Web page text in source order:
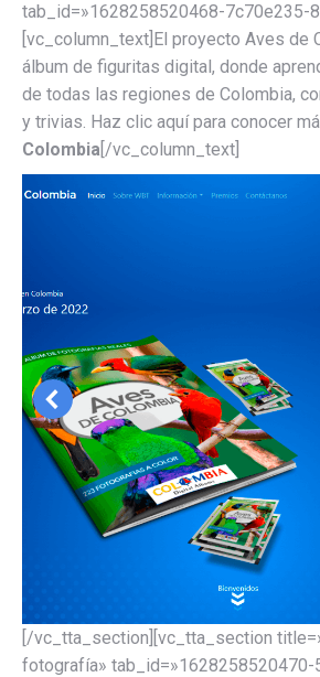
tab_id=»1628258520468-7c70e235-
[vc_column_text]El proyecto Aves de
álbum de figuritas digital, donde
de todas las regiones de Colombia,
y trivias. Haz clic aquí para conocer
Colombia [/vc_column_text]
[/vc_tta_section][vc_tta_section
fotografía» tab_id=»1628258520470-